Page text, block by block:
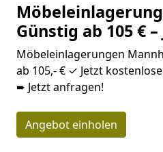
Günstig ab 105 €
Möbeleinlagerungen
ab 105,- € ✓ Jetzt
➨ Jetzt anfragen!
Angebot einholen